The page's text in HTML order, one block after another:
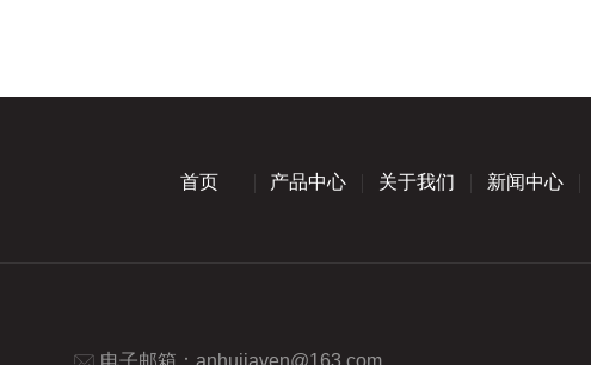
首页 产品中心 关于我们 新闻中心
电子邮箱： anhujiaven@163.com